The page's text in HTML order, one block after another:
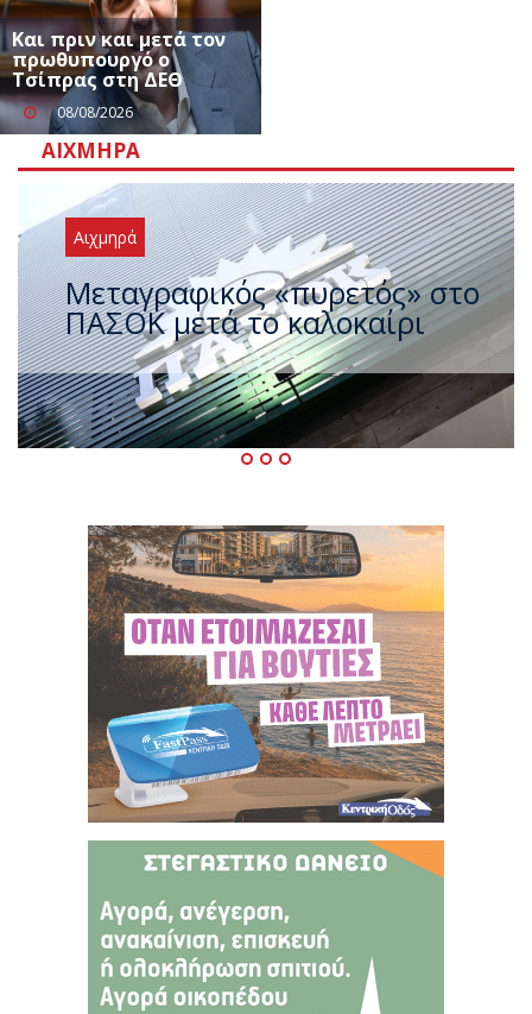
Και πριν και μετά τον
πρωθυπουργό ο
Τσίπρας στη ΔΕΘ
08/08/2026
ΑΙΧΜΗΡΆ
Αιχμηρά
Και πριν και μετά τον
πρωθυπουργό ο Τσίπρας στη
ΔΕΘ